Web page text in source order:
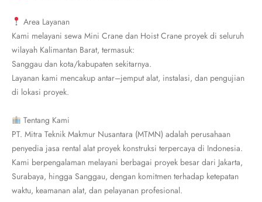
Area Layanan
Kami melayani sewa Mini Crane dan Hoist Crane proyek di seluruh
wilayah Kalimantan Barat, termasuk:
Sanggau dan kota/kabupaten sekitarnya.
Layanan kami mencakup antar–jemput alat, instalasi, dan pengujian
di lokasi proyek.
Tentang Kami
PT. Mitra Teknik Makmur Nusantara (MTMN) adalah perusahaan
penyedia jasa rental alat proyek konstruksi terpercaya di Indonesia.
Kami berpengalaman melayani berbagai proyek besar dari Jakarta,
Surabaya, hingga Sanggau, dengan komitmen terhadap ketepatan
waktu, keamanan alat, dan pelayanan profesional.